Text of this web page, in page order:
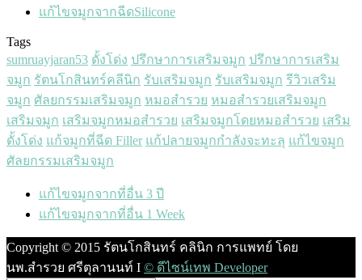
แก้ไขจมูกจากฉีดSilicone
Tags
sumruayjaran53 ดั้งโด่ง ปรึกษาการเสริมจมูก ปรึกษาการเสริม
จมูก รัตนโกสินทร์คลีนิก รับเสริมจมูก รับเสริมจมูก รีวิวเสริม
จมูก ศัลยกรรมเสริมจมูก หมอสำรวย หมอสำรวยเสริมจมูก
เสริมจมูก เสริมจมูกหมอสำรวย เสริมจมูกโดยหมอสำรวย เสริม
ดั้งโด่ง แก้จมูกที่ฉีด Filler แก้ปลายจมูกกำลังจะทะลุ แก้ไขจมูก
‎ศัลยกรรมเสริมจมูก‬
แก้ไขจมูกจากที่อื่น 3 ปี
แก้ไขจมูกจากที่อื่น 1 Week
Copyright © 2015 รัตนโกสินทร์ คลินิก การแพทย์ โดย
นพ.สำรวย ศรีตุลานนท์ I © ดีไซน์เทพ Developer